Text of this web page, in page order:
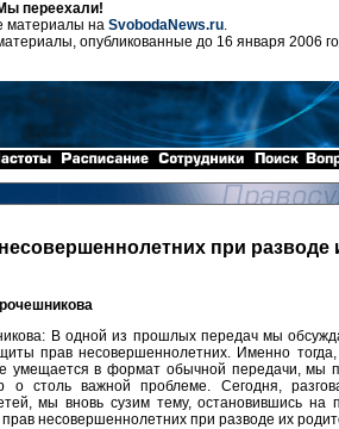
переехали!
материалы на SvobodaNews.ru.
опубликованные до 16 января 2006
при разводе
В одной из прошлых передач мы
прав несовершеннолетних. Именно тогда,
умещается в формат обычной передачи, мы
о столь важной проблеме. Сегодня,
мы вновь сузим тему, остановившись на
несовершеннолетних при разводе их